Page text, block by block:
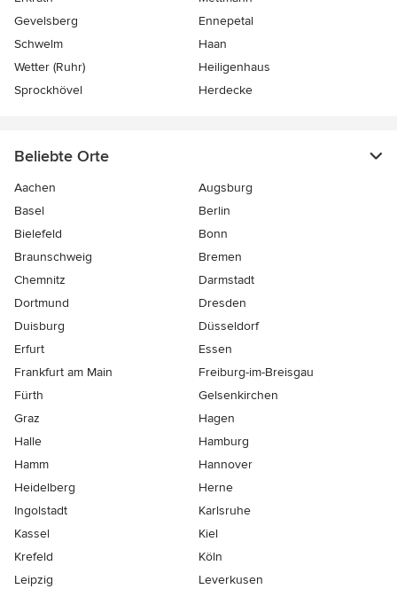
Gevelsberg
Ennepetal
Schwelm
Haan
Wetter (Ruhr)
Heiligenhaus
Sprockhövel
Herdecke
Beliebte Orte
Aachen
Augsburg
Basel
Berlin
Bielefeld
Bonn
Braunschweig
Bremen
Chemnitz
Darmstadt
Dortmund
Dresden
Duisburg
Düsseldorf
Erfurt
Essen
Frankfurt am Main
Freiburg-im-Breisgau
Fürth
Gelsenkirchen
Graz
Hagen
Halle
Hamburg
Hamm
Hannover
Heidelberg
Herne
Ingolstadt
Karlsruhe
Kassel
Kiel
Krefeld
Köln
Leipzig
Leverkusen